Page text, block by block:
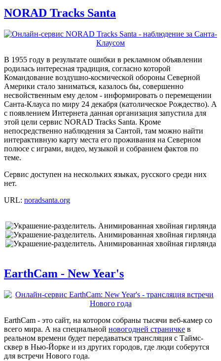
NORAD Tracks Santa
В 1955 году в результате ошибки в рекламном объявлении
родилась интересная традиция, согласно которой
Командование воздушно-космической обороны Северной
Америки стало заниматься, казалось бы, совершенно
несвойственным ему делом - информировать о перемещении
Санта-Клауса по миру 24 декабря (католическое Рождество). А
с появлением Интернета данная организация запустила для
этой цели сервис NORAD Tracks Santa. Кроме
непосредственно наблюдения за Сантой, там можно найти
интерактивную карту места его проживания на Северном
полюсе с играми, видео, музыкой и собранием фактов по
теме.
Сервис доступен на нескольких языках, русского среди них
нет.
URL: noradsanta.org
EarthCam - New Year's
EarthCam - это сайт, на котором собраны тысячи веб-камер со
всего мира. А на специальной новогодней страничке в
реальном времени будет передаваться трансляция с Таймс-
сквер в Нью-Йорке и из других городов, где люди соберутся
для встречи Нового года.